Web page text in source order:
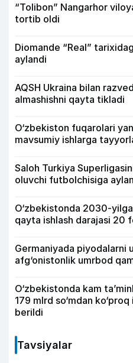
“Tolibon” Nangarhor
tortib oldi
Diomande “Real”
aylandi
AQSH Ukraina bilan
almashishni qayta tikladi
O‘zbekiston fuqarolari
mavsumiy ishlarga
Saloh Turkiya
oluvchi futbolchisiga
O‘zbekistonda 2030-
qayta ishlash darajasi 20
Germaniyada piyodalarni
afg‘onistonlik umrbod
O‘zbekistonda kam
179 mlrd so‘mdan
berildi
Tavsiyalar